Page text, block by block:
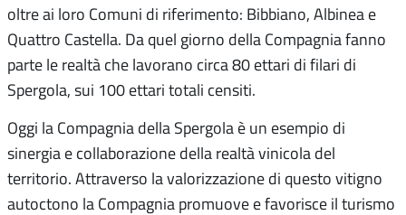
oltre ai loro Comuni di riferimento: Bibbiano, Albinea e
Quattro Castella. Da quel giorno della Compagnia fanno
parte le realtà che lavorano circa 80 ettari di filari di
Spergola, sui 100 ettari totali censiti.
Oggi la Compagnia della Spergola è un esempio di
sinergia e collaborazione della realtà vinicola del
territorio. Attraverso la valorizzazione di questo vitigno
autoctono la Compagnia promuove e favorisce il turismo